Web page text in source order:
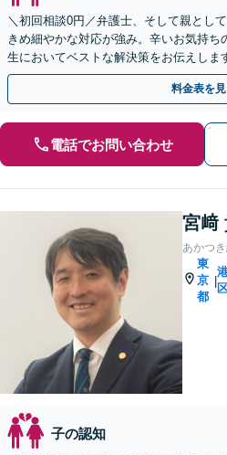
＼初回相談0円／弁護士、そして親とし
きめ細やかな対応が強み。辛いお気持ち
生においてベストな解決策をお伝えしま
題、養育費の交渉、国際離婚などが得
料金表を
電話でお問い合わせ
宮﨑
あかつ
東
京
都
|
子の認知